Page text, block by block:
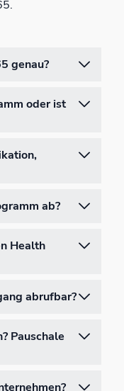
genau?
oder ist
ab?
Health
abrufbar?
Pauschale